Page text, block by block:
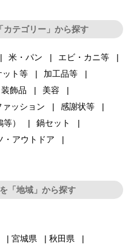
カテゴリー」から探す
米・パン
エビ・カニ等
ット等
加工品等
飾品
美容
ァッション
感謝状等
）
鍋セット
・アウトドア
「地域」から探す
宮城県
秋田県